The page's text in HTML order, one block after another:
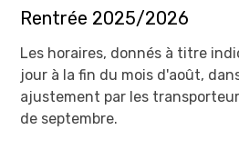
NOUS REJOINDRE !
ACCÈS RAPIDES
Centre Morbihan Culture
Zone de
CS
56503
Rentrée 2025/2026
Les horaires, donnés à titre
jour à la fin du mois d'août,
ajustement par les
de septembre.